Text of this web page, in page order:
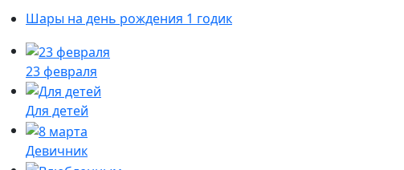
Шары на день рождения 1 годик
23 февраля
Для детей
Девичник